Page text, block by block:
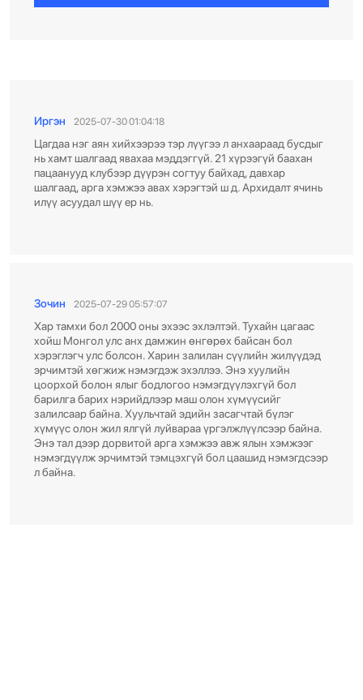
Иргэн 2025-07-30 01:04:18
Цагдаа нэг аян хийхээрээ тэр лүүгээ л анхаараад бусдыг
нь хамт шалгаад явахаа мэддэггүй. 21 хүрээгүй баахан
пацаанууд клубээр дүүрэн согтуу байхад, давхар
шалгаад, арга хэмжээ авах хэрэгтэй ш д. Архидалт ячинь
илүү асуудал шүү ер нь.
Зочин 2025-07-29 05:57:07
Хар тамхи бол 2000 оны эхээс эхлэлтэй. Тухайн цагаас
хойш Монгол улс анх дамжин өнгөрөх байсан бол
хэрэглэгч улс болсон. Харин залилан сүүлийн жилүүдэд
эрчимтэй хөгжиж нэмэгдэж эхэллээ. Энэ хуулийн
цоорхой болон ялыг бодлогоо нэмэгдүүлэхгүй бол
барилга барих нэрийдлээр маш олон хүмүүсийг
залилсаар байна. Хуульчтай эдийн засагчтай бүлэг
хүмүүс олон жил ялгүй луйвараа үргэлжлүүлсээр байна.
Энэ тал дээр дорвитой арга хэмжээ авж ялын хэмжээг
нэмэгдүүлж эрчимтэй тэмцэхгүй бол цаашид нэмэгдсээр
л байна.